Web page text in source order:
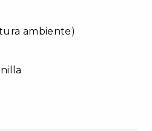
ambiente)